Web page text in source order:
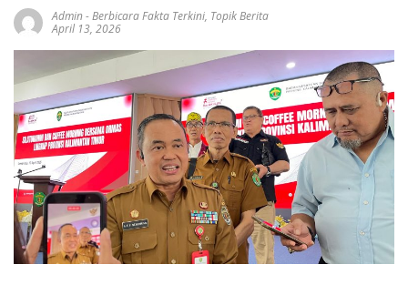
Admin-Berbicara Fakta Terkini, Topik Berita
April 13, 2026